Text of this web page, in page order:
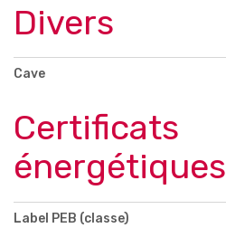
Divers
Cave
Certificats
énergétiques
Label PEB (classe)